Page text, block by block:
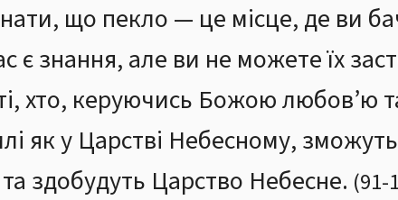
що пекло — це місце, де ви
є знання, але ви не можете їх
хто, керуючись Божою любов’ю
як у Царстві Небесному,
здобудуть Царство Небесне. (91-